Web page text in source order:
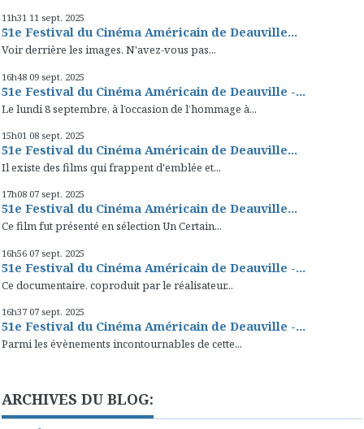
11h31 11 sept. 2025
51e Festival du Cinéma Américain de Deauville...
Voir derrière les images. N'avez-vous pas...
16h48 09 sept. 2025
51e Festival du Cinéma Américain de Deauville -...
Le lundi 8 septembre, à l’occasion de l’hommage à...
15h01 08 sept. 2025
51e Festival du Cinéma Américain de Deauville...
Il existe des films qui frappent d'emblée et...
17h08 07 sept. 2025
51e Festival du Cinéma Américain de Deauville...
Ce film fut présenté en sélection Un Certain...
16h56 07 sept. 2025
51e Festival du Cinéma Américain de Deauville -...
Ce documentaire, coproduit par le réalisateur...
16h37 07 sept. 2025
51e Festival du Cinéma Américain de Deauville -...
Parmi les évènements incontournables de cette...
ARCHIVES DU BLOG: